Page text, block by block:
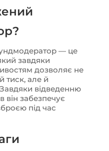
— це
завдяки
дозволяє не
тиск, але й
відведенню
він забезпечує
під час